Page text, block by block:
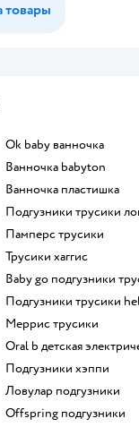
товары
ok baby ванночка
ванночка babyton
ванночка пластишка
подгузники трусики
памперс трусики
трусики хаггис
baby go подгузники
подгузники трусики
меррис трусики
oral b детская
подгузники хэппи
ловулар подгузники
offspring подгузники